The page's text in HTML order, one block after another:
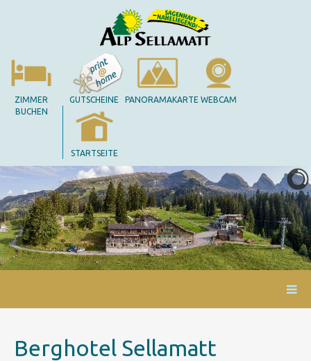
ZIMMER
BUCHEN
GUTSCHEINE PANORAMAKARTE WEBCAM
STARTSEITE
Berghotel Sellamatt